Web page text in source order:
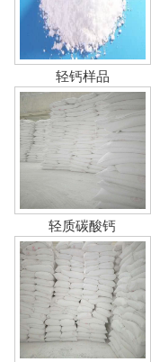
轻钙样品
轻质碳酸钙